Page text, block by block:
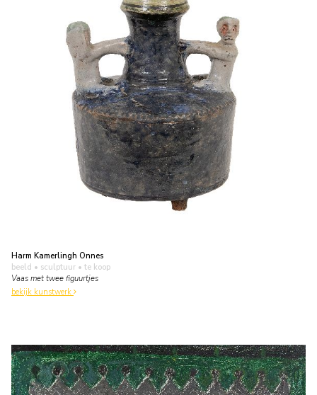
Harm Kamerlingh Onnes
beeld • sculptuur • te koop
Vaas met twee figuurtjes
bekijk kunstwerk